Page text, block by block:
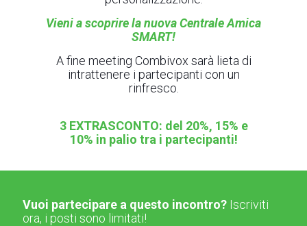
Vieni a scoprire lanuova CentraleAmica
SMART!
A fine meeting Combivox sarà lieta di
intrattenere i partecipanti con un
rinfresco.
3 EXTRASCONTO: del 20%, 15% e
10% in palio tra i partecipanti!
Vuoi partecipare a questo incontro? Iscriviti
ora, i posti sono limitati!